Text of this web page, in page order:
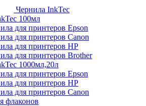
Чернила InkTec
100мл
для принтеров Epson
для принтеров Canon
для принтеров HP
для принтеров Brother
1000мл,20л
для принтеров Epson
для принтеров HP
для принтеров Canon
флаконов